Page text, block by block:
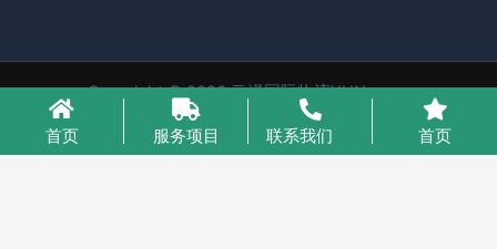
Copyright © 2026 云泽国际物流YUNcargo
粤ICP备2023046221号-1
首页 服务项目 联系我们 首页